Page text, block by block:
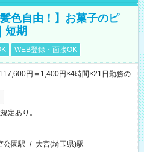
色自由！】お菓子のピ
短期
WEB登録・面接OK
円＝1,400円×4時間×21日勤務の
定あり。
公園駅 / 大宮(埼玉県)駅